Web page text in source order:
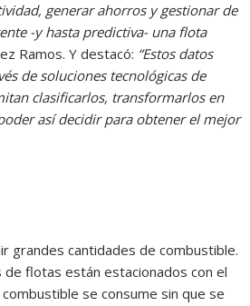
generar ahorros y gestionar de
-y hasta predictiva- una flota
Ramos. Y destacó: “Estos datos
de soluciones tecnológicas de
clasificarlos, transformarlos en
así decidir para obtener el mejor
grandes cantidades de combustible.
de flotas están estacionados con el
se consume sin que se